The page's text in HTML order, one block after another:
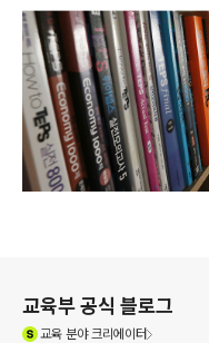
교육부 공식 블로그
교육분야 크리에이터